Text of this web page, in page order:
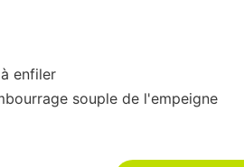
enfiler
souple de l'empeigne